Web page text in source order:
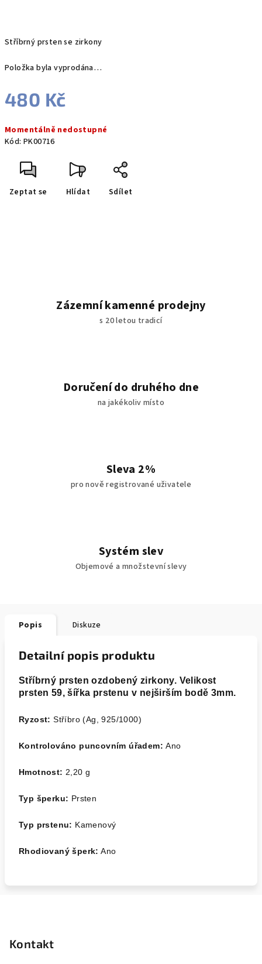
Stříbrný prsten se zirkony
Položka byla vyprodána…
480 Kč
cena:
Momentálně nedostupné
Kód: PK00716
Zeptat se Hlídat Sdílet
Zázemní kamenné prodejny
s 20 letou tradicí
Doručení do druhého dne
na jakékoliv místo
Sleva 2%
pro nově registrované uživatele
Systém slev
Objemové a množstevní slevy
Popis Diskuze
Detailní popis produktu
Stříbrný prsten ozdobený zirkony. Velikost
prsten 59, šířka prstenu v nejširším bodě 3mm.
Ryzost:Stříbro (Ag, 925/1000)
Kontrolováno puncovním úřadem:Ano
Hmotnost: 2,20g
Typ šperku: Prsten
Typ prstenu: Kamenový
Rhodiovaný šperk: Ano
Kontakt